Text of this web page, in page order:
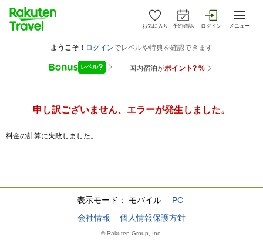
お気に入り 予約確認 ログイン メニュー
申し訳ございません、エラーが発生しました。
料金の計算に失敗しました。
表示モード： モバイル
PC
会社情報
個人情報保護方針
© Rakuten Group, Inc.